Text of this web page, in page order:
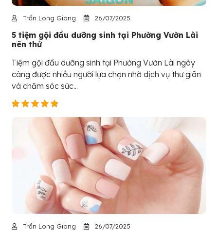
Trần Long Giang 26/07/2025
5 tiệm gội đầu dưỡng sinh tại Phường Vườn Lài
nên thử
Tiệm gội đầu dưỡng sinh tại Phường Vườn Lài ngày
càng được nhiều người lựa chọn nhờ dịch vụ thư giãn
và chăm sóc sức...
Trần Long Giang 26/07/2025